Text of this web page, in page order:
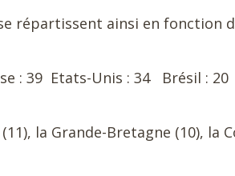
répartissent ainsi en fonction
: 39 Etats-Unis : 34 Brésil : 20
la Grande-Bretagne (10), la